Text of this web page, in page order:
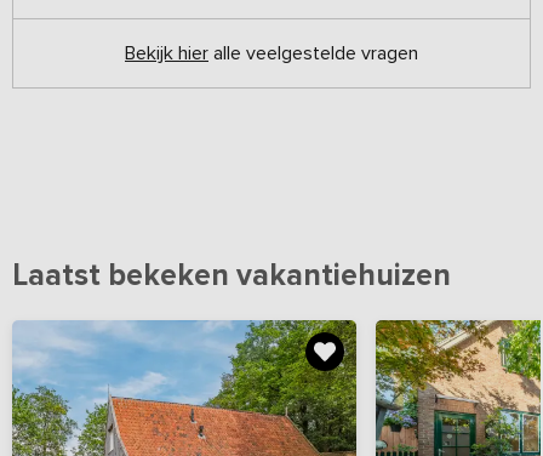
Bekijk hier alle veelgestelde vragen
Laatst bekeken vakantiehuizen